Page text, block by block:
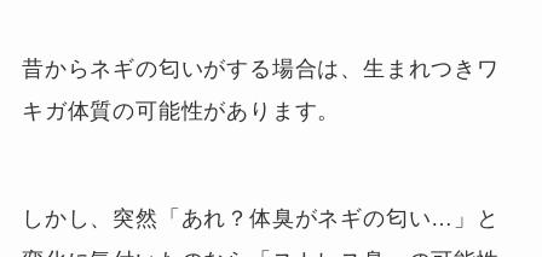
昔からネギの匂いがする場合は、生まれつきワ
キガ体質の可能性があります。
しかし、突然「あれ？体臭がネギの匂い…」と